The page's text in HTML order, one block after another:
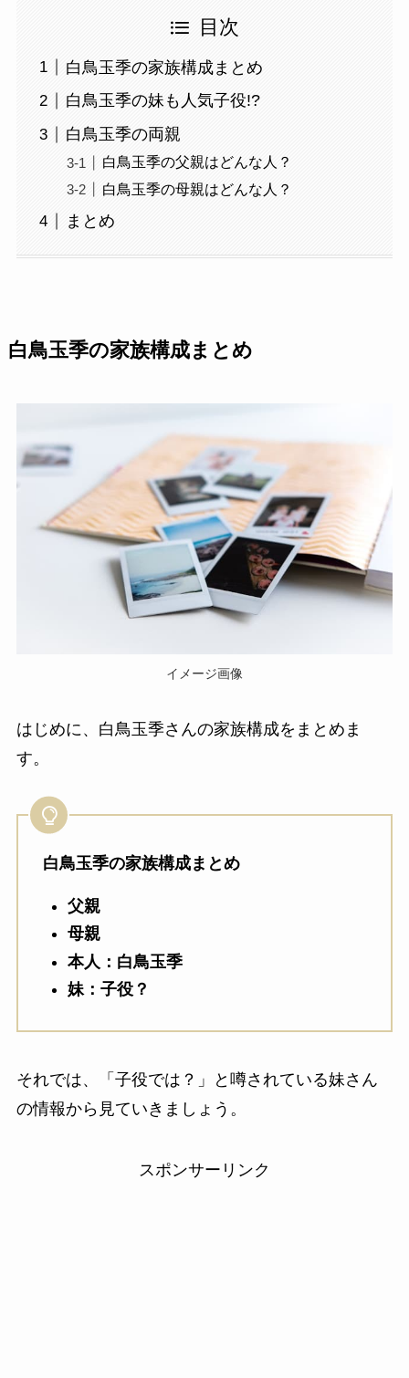
目次
白鳥玉季の家族構成まとめ
白鳥玉季の妹も人気子役!?
白鳥玉季の両親
白鳥玉季の父親はどんな人？
白鳥玉季の母親はどんな人？
まとめ
白鳥玉季の家族構成まとめ
イメージ画像
はじめに、白鳥玉季さんの家族構成をまとめま
す。
白鳥玉季の家族構成まとめ
父親
母親
本人：白鳥玉季
妹：子役？
それでは、「子役では？」と噂されている妹さん
の情報から見ていきましょう。
スポンサーリンク